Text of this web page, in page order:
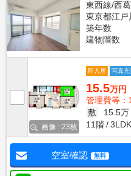
東西線/西
東京都江戸
築年数
建物階数
画像 : 23枚
即入居 写真充
15.5万円
管理費等：
敷
15.5万
11階
3LDK
空室確認 無料